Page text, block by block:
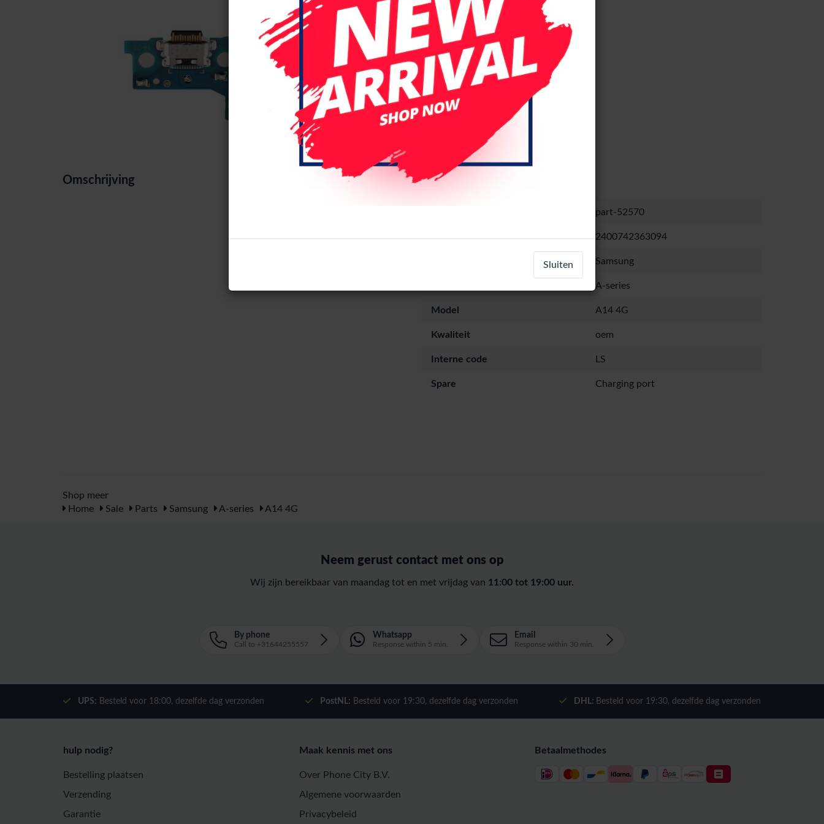
Omschrijving Specificaties
part-52570
EAN nummer 2400742363094
Samsung
A-series
Model A14 4G
Kwaliteit oem
Interne code LS
Spare Charging port
Shop meer
Home
Sale Parts Samsung A-series A14 4G
Neem gerust contact met ons op
Wij zijn bereikbaar van maandag tot en met vrijdag van 11:00 tot 19:00 uur.
By phone
Call to +31644255557
Whatsapp
Response within 5 min.
Email
Response within 30 min.
UPS: Besteld voor 18:00, dezelfde dag verzonden PostNL: Besteld voor 19:30, dezelfde dag verzonden DHL: Besteld voor 19:30, dezelfde dag verzonden
hulp nodig?
Bestelling plaatsen
Verzending
Garantie
Maak kennis met ons
Over Phone City B.V.
Algemene voorwaarden
Privacybeleid
Betaalmethodes
Sluiten